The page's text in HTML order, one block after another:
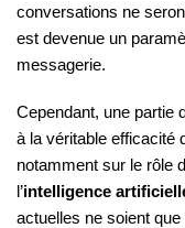
conversations ne
est devenue un
messagerie.
Cependant, une partie
à la véritable efficacité
notamment sur le rôle
l’intelligence
actuelles ne soient